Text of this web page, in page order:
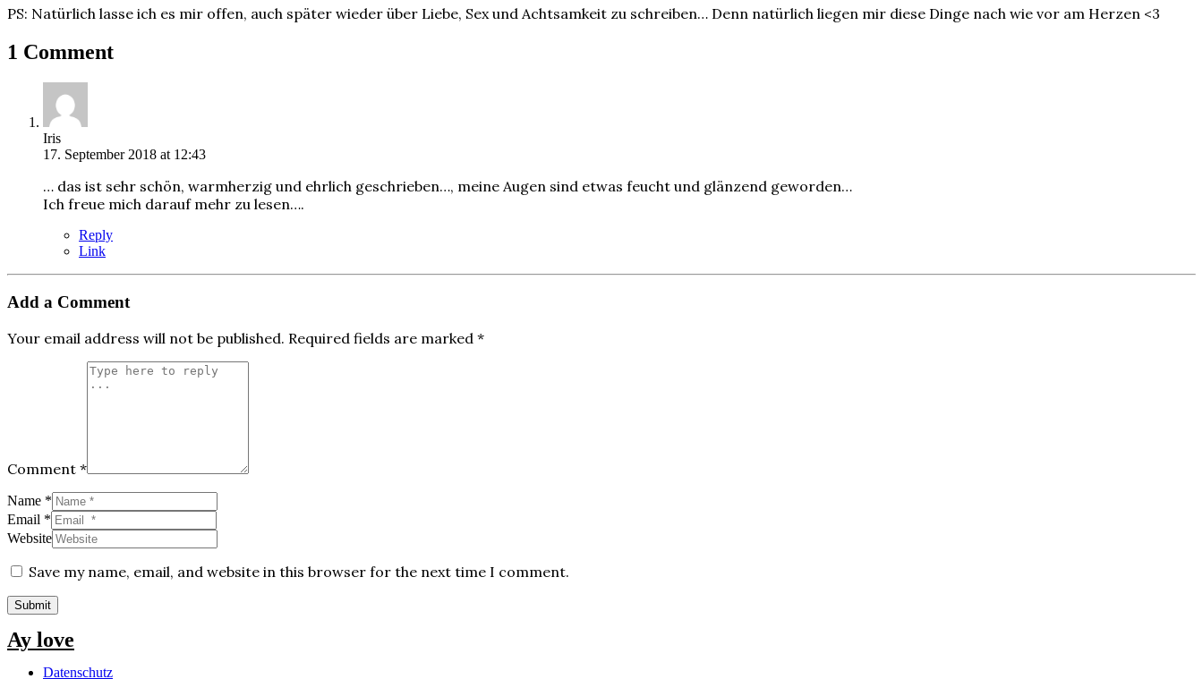
PS: Natürlich lasse ich es mir offen, auch später wieder über Liebe, Sex und Achtsamkeit zu schreiben… Denn natürlich liegen mir diese Dinge nach wie vor am Herzen <3
1 Comment
Iris
17. September 2018 at 12:43
… das ist sehr schön, warmherzig und ehrlich geschrieben…, meine Augen sind etwas feucht und glänzend geworden…
Ich freue mich darauf mehr zu lesen….
Reply
Link
Add a Comment
Your email address will not be published. Required fields are marked *
Comment *
Name *
Email *
Website
Save my name, email, and website in this browser for the next time I comment.
Submit
Ay love
Datenschutz